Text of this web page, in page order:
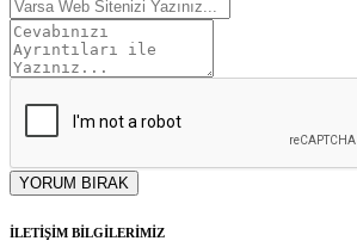
YORUM BIRAK
İLETİŞİM BİLGİLERİMİZ